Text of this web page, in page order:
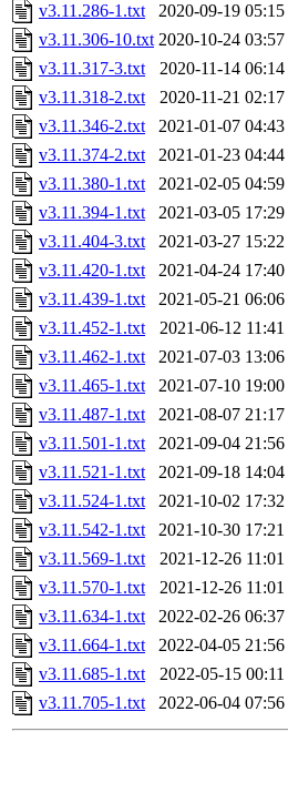
v3.11.286-1.txt
2020-09-19 05:15
v3.11.306-10.txt 2020-10-24 03:57
v3.11.317-3.txt
2020-11-14 06:14
v3.11.318-2.txt
2020-11-21 02:17
v3.11.346-2.txt
2021-01-07 04:43
v3.11.374-2.txt
2021-01-23 04:44
v3.11.380-1.txt
2021-02-05 04:59
v3.11.394-1.txt
2021-03-05 17:29
v3.11.404-3.txt
2021-03-27 15:22
v3.11.420-1.txt
2021-04-24 17:40
v3.11.439-1.txt
2021-05-21 06:06
v3.11.452-1.txt
2021-06-12 11:41
v3.11.462-1.txt
2021-07-03 13:06
v3.11.465-1.txt
2021-07-10 19:00
v3.11.487-1.txt
2021-08-07 21:17
v3.11.501-1.txt
2021-09-04 21:56
v3.11.521-1.txt
2021-09-18 14:04
v3.11.524-1.txt
2021-10-02 17:32
v3.11.542-1.txt
2021-10-30 17:21
v3.11.569-1.txt
2021-12-26 11:01
v3.11.570-1.txt
2021-12-26 11:01
v3.11.634-1.txt
2022-02-26 06:37
v3.11.664-1.txt
2022-04-05 21:56
v3.11.685-1.txt
2022-05-15 00:11
v3.11.705-1.txt
2022-06-04 07:56